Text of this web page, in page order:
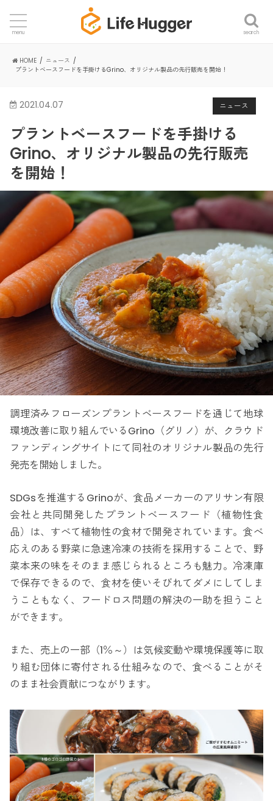
search
menu
HOME
ニュース
プラントベースフードを手掛けるGrino、オリジナル製品の先行販売を開始！
ニュース
2021.04.07
プラントベースフードを手掛ける
Grino、オリジナル製品の先行販売
を開始！
調理済みフローズンプラントベースフードを通じて地球
環境改善に取り組んでいるGrino（グリノ）が、クラウド
ファンディングサイトにて同社のオリジナル製品の先行
発売を開始しました。
SDGsを推進するGrinoが、食品メーカーのアリサン有限
会社と共同開発したプラントベースフード（植物性食
品）は、すべて植物性の食材で開発されています。食べ
応えのある野菜に急速冷凍の技術を採用することで、野
菜本来の味をそのまま感じられるところも魅力。冷凍庫
で保存できるので、食材を使いそびれてダメにしてしま
うこともなく、フードロス問題の解決の一助を担うこと
ができます。
また、売上の一部（1％～）は気候変動や環境保護等に取
り組む団体に寄付される仕組みなので、食べることがそ
のまま社会貢献につながります。